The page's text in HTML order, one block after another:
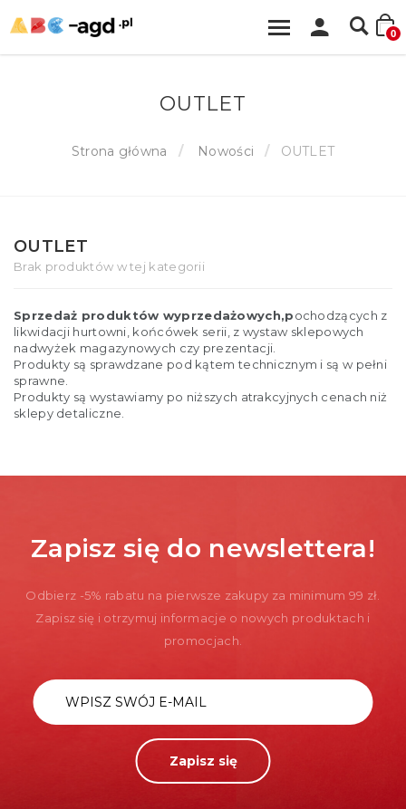
0
OUTLET
Strona główna Nowości OUTLET
OUTLET
Brak produktów w tej kategorii
Sprzedaż produktów wyprzedażowych,pochodzących z
likwidacji hurtowni, końcówek serii, z wystaw sklepowych
nadwyżek magazynowych czy prezentacji.
Produkty są sprawdzane pod kątem technicznym i są w pełni
sprawne.
Produkty są wystawiamy po niższych atrakcyjnych cenach niż
sklepy detaliczne.
Zapisz się do newslettera!
Odbierz -5% rabatu na pierwsze zakupy za minimum 99 zł.
Zapisz się i otrzymuj informacje o nowych produktach i
promocjach.
Zapisz się